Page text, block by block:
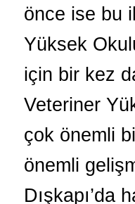
önce ise bu
Yüksek
için bir kez
Veteriner
çok önemli
önemli